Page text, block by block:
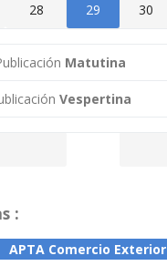
28 29 30
Matutina
Vespertina
:
APTA Comercio Exterior